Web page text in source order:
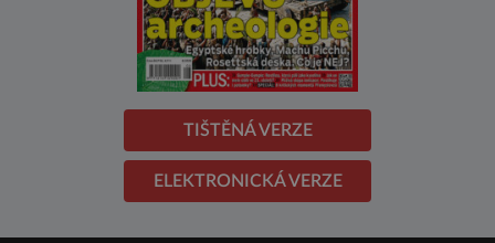
TIŠTĚNÁ VERZE
ELEKTRONICKÁ VERZE